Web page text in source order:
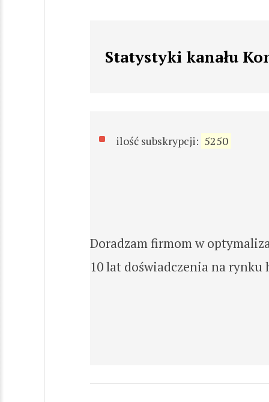
Statystyki kanału
ilość subskrypcji: 5250
Doradzam firmom w
10 lat doświadczenia na